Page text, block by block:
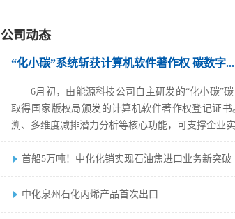
公司动态
“化小碳”系统斩获计算机软件著作权 碳数字...
6月初，由能源科技公司自主研发的“化小碳”
取得国家版权局颁发的计算机软件著作权登记证
溯、多维度减排潜力分析等核心功能，可支撑企业
首船5万吨！中化化销实现石油焦进口业务新突破
中化泉州石化丙烯产品首次出口